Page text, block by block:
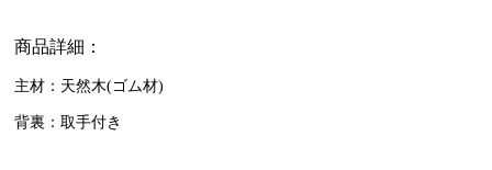
商品詳細：
主材：天然木(ゴム材)
背裏：取手付き